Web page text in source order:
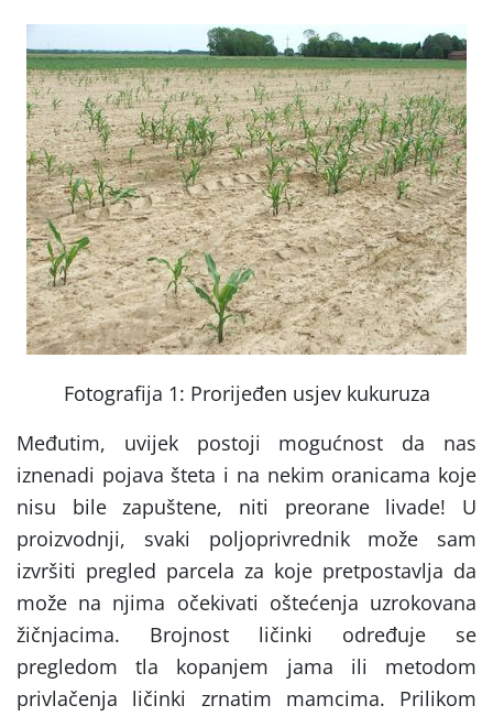
Fotografija 1: Prorijeđen usjev kukuruza
Međutim, uvijek postoji mogućnost da nas
iznenadi pojava šteta i na nekim oranicama koje
nisu bile zapuštene, niti preorane livade! U
proizvodnji, svaki poljoprivrednik može sam
izvršiti pregled parcela za koje pretpostavlja da
može na njima očekivati oštećenja uzrokovana
žičnjacima. Brojnost ličinki određuje se
pregledom tla kopanjem jama ili metodom
privlačenja ličinki zrnatim mamcima. Prilikom